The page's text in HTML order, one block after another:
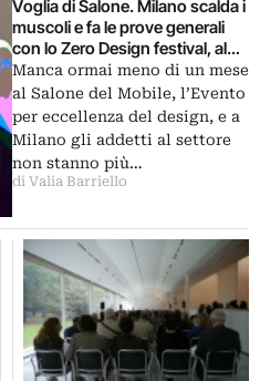
Voglia di Salone. Milano scalda i
muscoli e fa le prove generali
con lo Zero Design festival, al
Museo Nazionale della Scienza
e della Tecnica
Manca ormai meno di un mese
al Salone del Mobile, l’Evento
per eccellenza del design, e a
Milano gli addetti al settore
non stanno più…
di Valia Barriello